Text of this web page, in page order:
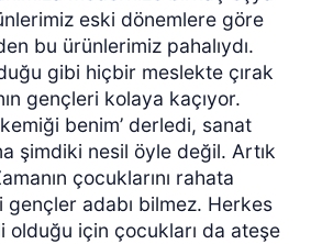
eski dönemlere göre
bu ürünlerimiz pahalıydı.
gibi hiçbir meslekte çırak
gençleri kolaya kaçıyor.
benim’ derledi, sanat
şimdiki nesil öyle değil. Artık
çocuklarını rahata
gençler adabı bilmez. Herkes
olduğu için çocukları da ateşe